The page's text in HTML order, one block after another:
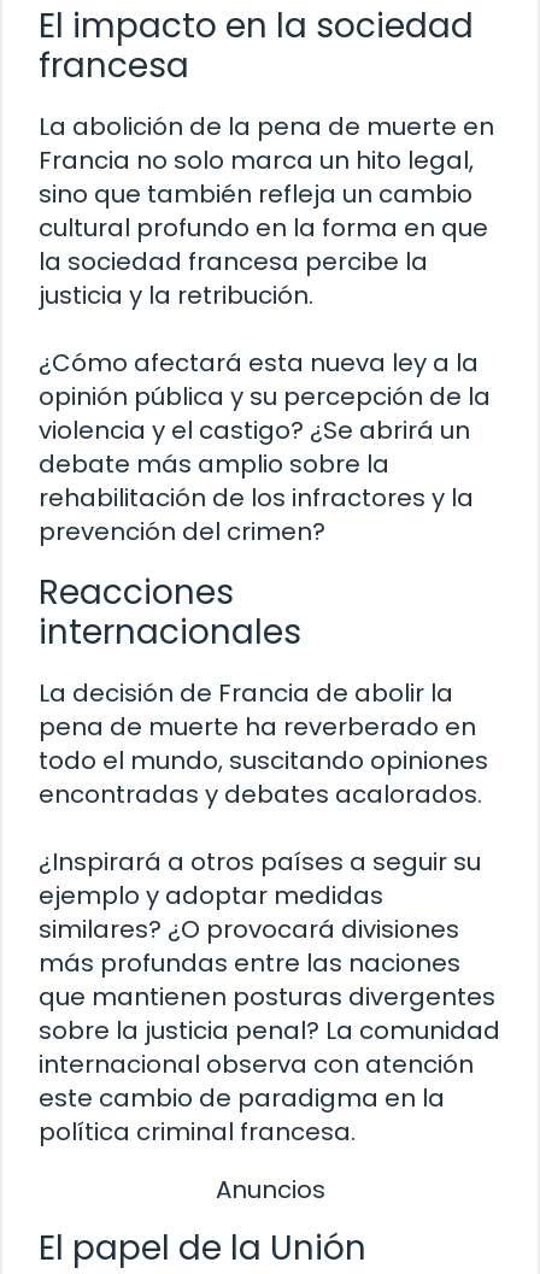
El impacto en la sociedad
francesa
La abolición de la pena de muerte en
Francia no solo marca un hito legal,
sino que también refleja un cambio
cultural profundo en la forma en que
la sociedad francesa percibe la
justicia y la retribución.
¿Cómo afectará esta nueva ley a la
opinión pública y su percepción de la
violencia y el castigo? ¿Se abrirá un
debate más amplio sobre la
rehabilitación de los infractores y la
prevención del crimen?
Reacciones
internacionales
La decisión de Francia de abolir la
pena de muerte ha reverberado en
todo el mundo, suscitando opiniones
encontradas y debates acalorados.
¿Inspirará a otros países a seguir su
ejemplo y adoptar medidas
similares? ¿O provocará divisiones
más profundas entre las naciones
que mantienen posturas divergentes
sobre la justicia penal? La comunidad
internacional observa con atención
este cambio de paradigma en la
política criminal francesa.
Anuncios
El papel de la Unión